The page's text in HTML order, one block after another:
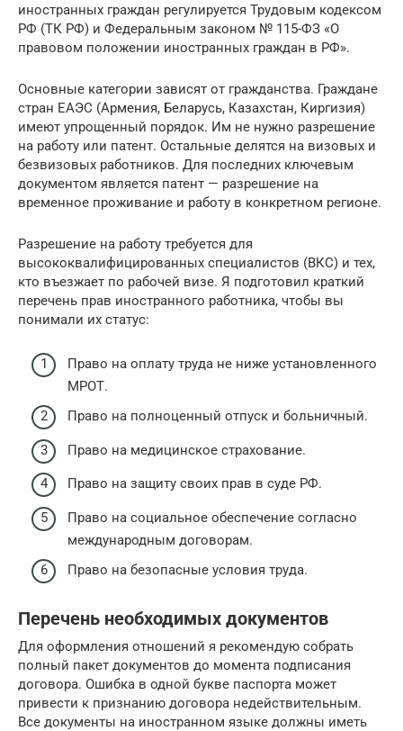
иностранных граждан регулируется Трудовым кодексом
РФ (ТК РФ) и Федеральным законом № 115-ФЗ «О
правовом положении иностранных граждан в РФ».
Основные категории зависят от гражданства. Граждане
стран ЕАЭС (Армения, Беларусь, Казахстан, Киргизия)
имеют упрощенный порядок. Им не нужно разрешение
на работу или патент. Остальные делятся на визовых и
безвизовых работников. Для последних ключевым
документом является патент — разрешение на
временное проживание и работу в конкретном регионе.
Разрешение на работу требуется для
высококвалифицированных специалистов (ВКС) и тех,
кто въезжает по рабочей визе. Я подготовил краткий
перечень прав иностранного работника, чтобы вы
понимали их статус:
Право на оплату труда не ниже установленного
МРОТ.
Право на полноценный отпуск и больничный.
Право на медицинское страхование.
Право на защиту своих прав в суде РФ.
Право на социальное обеспечение согласно
международным договорам.
Право на безопасные условия труда.
Перечень необходимых документов
Для оформления отношений я рекомендую собрать
полный пакет документов до момента подписания
договора. Ошибка в одной букве паспорта может
привести к признанию договора недействительным.
Все документы на иностранном языке должны иметь